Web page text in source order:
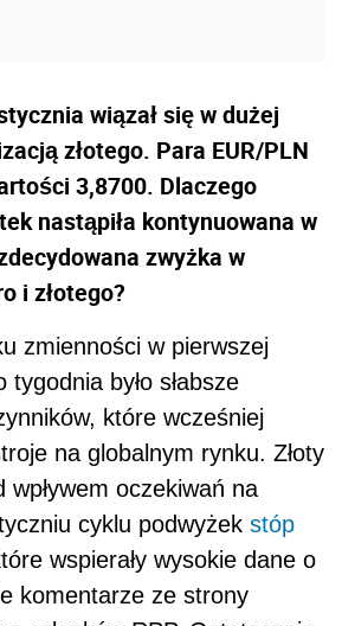
wiązał się w dużej
złotego. Para EUR/PLN
3,8700. Dlaczego
nastąpiła kontynuowana w
zwyżka w
i złotego?
zmienności w pierwszej
tygodnia było słabsze
które wcześniej
na globalnym rynku. Złoty
wpływem oczekiwań na
cyklu podwyżek stóp
wspierały wysokie dane o
komentarze ze strony